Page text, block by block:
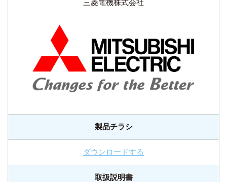
三菱電機株式会社
製品チラシ
ダウンロードする
取扱説明書